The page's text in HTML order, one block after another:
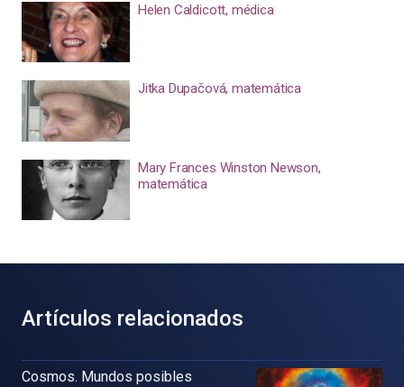
Helen Caldicott, médica
Jitka Dupačová, matemática
Mary Frances Winston Newson,
matemática
Artículos relacionados
Cosmos. Mundos posibles